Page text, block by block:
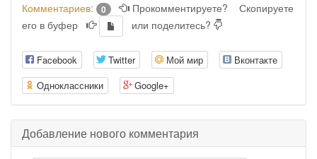
Комментариев: 0 Прокомментируете?
Скопируете
его в буфер
или поделитесь?
Facebook Twitter Мой мир
Вконтакте
Одноклассники
Google+
Добавление нового комментария